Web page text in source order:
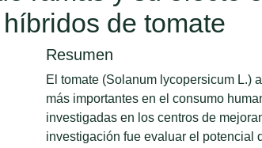
de tomate
Resumen
El tomate (Solanum lycopersicum L.)
más importantes en el consumo
investigadas en los centros de
investigación fue evaluar el potencial